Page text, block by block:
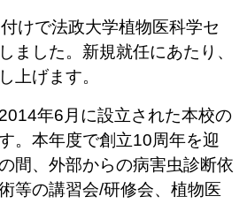
けで法政大学植物医科学セ
ました。新規就任にあたり、
上げます。
年6月に設立された本校の
。本年度で創立10周年を迎
間、外部からの病害虫診断依
等の講習会/研修会、植物医